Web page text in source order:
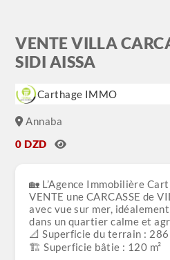
VENTE VILLA
SIDI AISSA
Carthage IMMO
Annaba
0 DZD
🏡 L’Agence Immobilière
VENTE une CARCASSE de
avec vue sur mer,
dans un quartier calme et
📐 Superficie du terrain : 286
🏗 Superficie bâtie : 120 m²